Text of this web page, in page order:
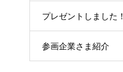
プレゼントしました！
参画企業さま紹介